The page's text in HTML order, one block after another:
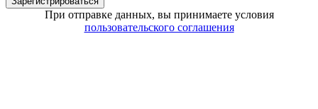
При отправке данных, вы принимаете условия
пользовательского соглашения